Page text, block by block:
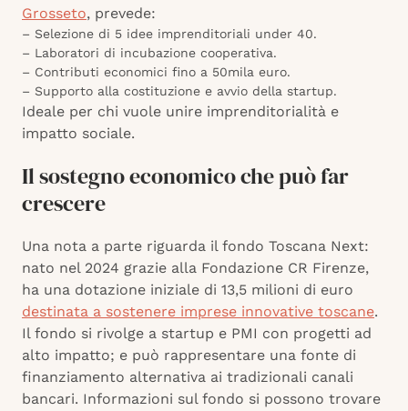
Grosseto, prevede:
– Selezione di 5 idee imprenditoriali under 40.
– Laboratori di incubazione cooperativa.
– Contributi economici fino a 50mila euro.
– Supporto alla costituzione e avvio della startup.
Ideale per chi vuole unire imprenditorialità e
impatto sociale.
Il sostegno economico che può far
crescere
Una nota a parte riguarda il fondo Toscana Next:
nato nel 2024 grazie alla Fondazione CR Firenze,
ha una dotazione iniziale di 13,5 milioni di euro
destinata a sostenere imprese innovative toscane.
Il fondo si rivolge a startup e PMI con progetti ad
alto impatto; e può rappresentare una fonte di
finanziamento alternativa ai tradizionali canali
bancari. Informazioni sul fondo si possono trovare